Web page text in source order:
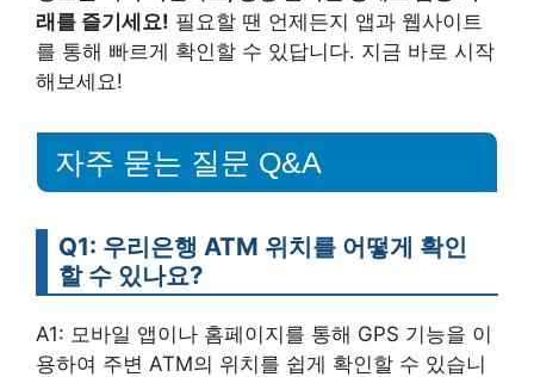
래를 즐기세요! 필요할 땐 언제든지 앱과 웹사이트
를 통해 빠르게 확인할 수 있답니다. 지금 바로 시작
해보세요!
자주 묻는 질문 Q&A
Q1: 우리은행 ATM 위치를 어떻게 확인
할 수 있나요?
A1: 모바일 앱이나 홈페이지를 통해 GPS 기능을 이
용하여 주변 ATM의 위치를 쉽게 확인할 수 있습니